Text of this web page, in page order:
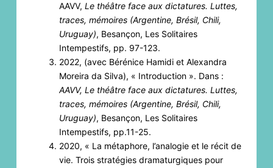
AAVV, Le théâtre face aux dictatures. Luttes,
traces, mémoires (Argentine, Brésil, Chili,
Uruguay), Besançon, Les Solitaires
Intempestifs, pp. 97-123.
2022, (avec Bérénice Hamidi et Alexandra
Moreira da Silva), « Introduction ». Dans :
AAVV, Le théâtre face aux dictatures. Luttes,
traces, mémoires (Argentine, Brésil, Chili,
Uruguay), Besançon, Les Solitaires
Intempestifs, pp.11-25.
2020, « La métaphore, l’analogie et le récit de
vie. Trois stratégies dramaturgiques pour